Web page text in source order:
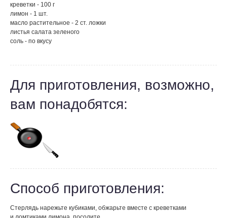
креветки - 100 г
лимон - 1 шт.
масло растительное - 2 ст. ложки
листья салата зеленого
соль - по вкусу
Для приготовления, возможно,
вам понадобятся:
Способ приготовления:
Стерлядь нарежьте кубиками, обжарьте вместе с креветками